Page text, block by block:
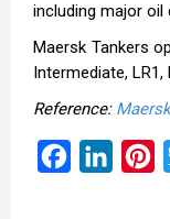
including major oil
Maersk Tankers
Intermediate,
Reference: Maersk
Facebook